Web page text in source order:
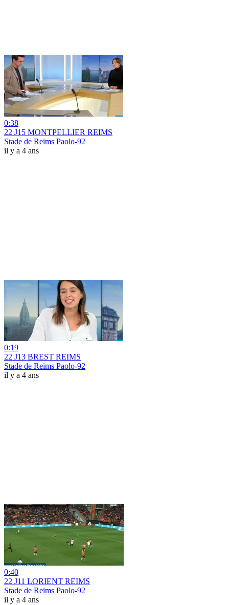
0:38
22 J15 MONTPELLIER REIMS
Stade de Reims Paolo-92
il y a 4 ans
0:19
22 J13 BREST REIMS
Stade de Reims Paolo-92
il y a 4 ans
0:40
22 J11 LORIENT REIMS
Stade de Reims Paolo-92
il y a 4 ans